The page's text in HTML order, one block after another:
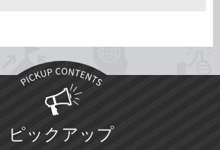
ピックアップ